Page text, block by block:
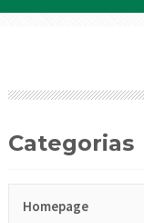
Categorias
Homepage